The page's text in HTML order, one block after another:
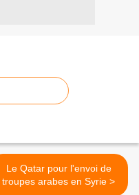
Le Qatar pour l'envoi de
troupes arabes en Syrie >